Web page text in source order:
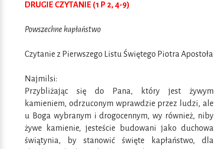
DRUGIE CZYTANIE (1 P 2, 4-9)
Powszechne kapłaństwo
Czytanie z Pierwszego Listu Świętego Piotra Apostoła
Najmilsi:
Przybliżając się do Pana, który jest żywym
kamieniem, odrzuconym wprawdzie przez ludzi, ale
u Boga wybranym i drogocennym, wy również, niby
żywe kamienie, jesteście budowani jako duchowa
świątynia, by stanowić święte kapłaństwo, dla